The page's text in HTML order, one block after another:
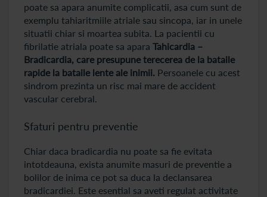
poate sa apara anumite complicatii, asa cum sunt de
exemplu tahiaritmiile atriale sau sincopa, iar in unele
situatii chiar si moartea subita. La pacientii cu
fibrilatie atriala poate sa apara Tahicardia –
Bradicardia, care presupune terecerea de la bataile
rapide la bataile lente ale inimii. Persoanele cu acest
sindrom prezinta un risc mai mare de accident
vascular cerebral.
Sfaturi pentru preventie
Chiar daca bradicardia nu poate sa fie evitata
intotdeauna, exista anumite masuri de preventie a
bolilor de inima ce pot sa duca la declansarea
bradicardiei. Este esential sa aveti regulat activitate